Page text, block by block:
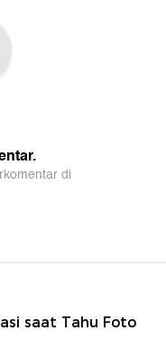
saat Tahu Foto